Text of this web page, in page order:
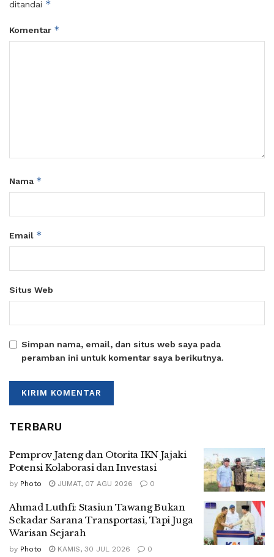
ditandai *
Komentar *
Nama *
Email *
Situs Web
Simpan nama, email, dan situs web saya pada
peramban ini untuk komentar saya berikutnya.
TERBARU
Pemprov Jateng dan Otorita IKN Jajaki
Potensi Kolaborasi dan Investasi
by Photo JUMAT, 07 AGU 2026 0
Ahmad Luthfi: Stasiun Tawang Bukan
Sekadar Sarana Transportasi, Tapi Juga
Warisan Sejarah
by Photo KAMIS, 30 JUL 2026 0